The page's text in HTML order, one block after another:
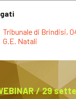
Tribunale di Brindisi,
G.E. Natali
/ 29